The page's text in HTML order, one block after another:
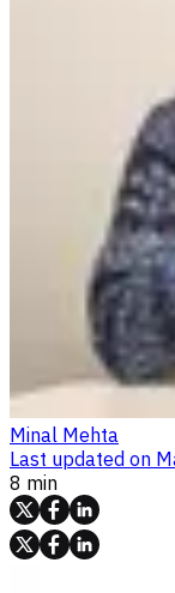
Minal Mehta
Last updated on
8 min